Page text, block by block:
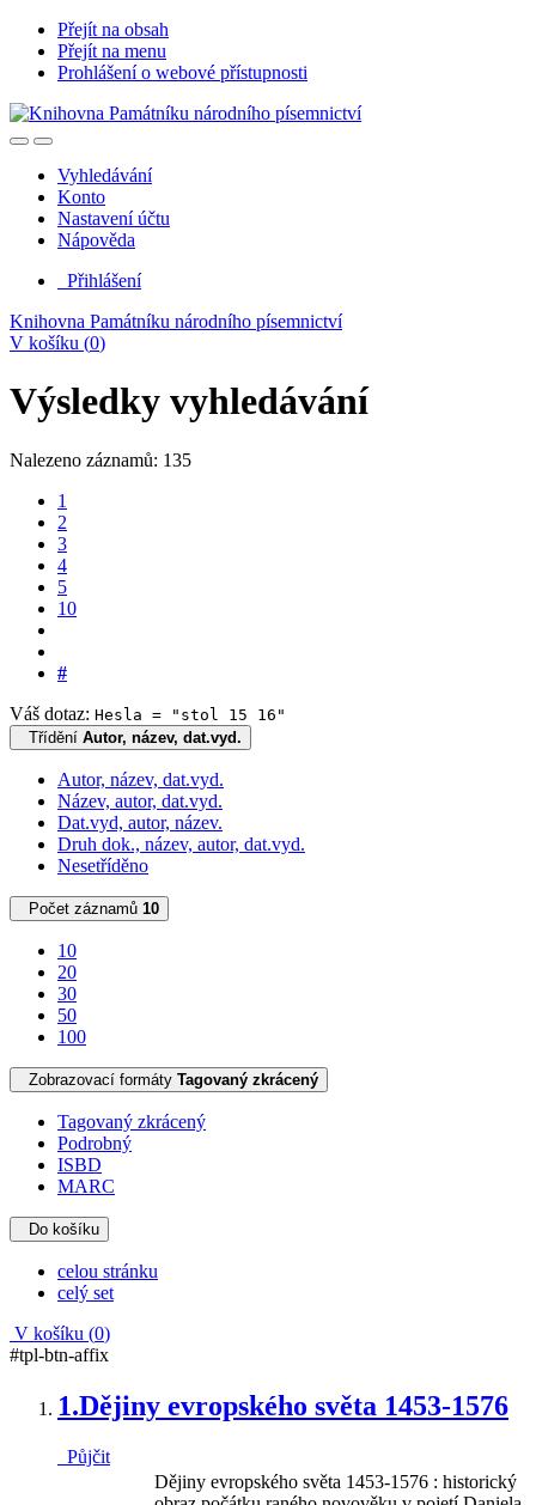
Přejít na obsah
Přejít na menu
Prohlášení o webové přístupnosti
Vyhledávání
Konto
Nastavení účtu
Nápověda
Přihlášení
Knihovna Památníku národního písemnictví
V košíku (0)
Výsledky vyhledávání
Nalezeno záznamů: 135
1
2
3
4
5
10
#
Váš dotaz: Hesla = "stol 15 16"
Třídění Autor, název, dat.vyd.
Autor, název, dat.vyd.
Název, autor, dat.vyd.
Dat.vyd, autor, název.
Druh dok., název, autor, dat.vyd.
Nesetříděno
Počet záznamů 10
10
20
30
50
100
Zobrazovací formáty Tagovaný zkrácený
Tagovaný zkrácený
Podrobný
ISBD
MARC
Do košíku
celou stránku
celý set
V košíku (0)
#tpl-btn-affix
1.Dějiny evropského světa 1453-1576
Půjčit
Dějiny evropského světa 1453-1576 : historický